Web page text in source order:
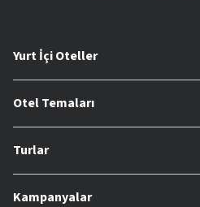
Yurt İçi Oteller
Otel Temaları
Turlar
Kampanyalar